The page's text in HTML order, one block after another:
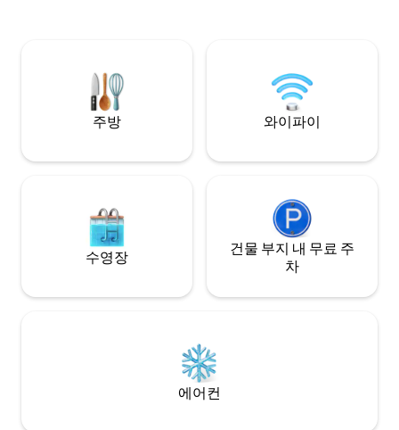
치입니다.
주방 와이파이
수영장
건물 부지 내 무료 주
차
에어컨